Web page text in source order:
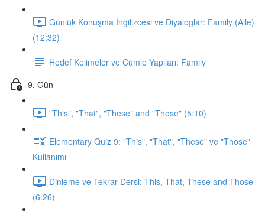
Günlük Konuşma İngilizcesi ve Diyaloglar: Family (Aile)
(12:32)
Hedef Kelimeler ve Cümle Yapıları: Family
9. Gün
"This", "That", "These" and "Those" (5:10)
Elementary Quiz 9: "This", "That", "These" ve "Those"
Kullanımı
Dinleme ve Tekrar Dersi: This, That, These and Those
(6:26)